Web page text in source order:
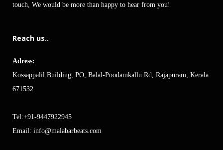
touch, We would be more than happy to hear from you!
Reach us..
Adress:
Kossappalil Building, PO, Balal-Poodamkallu Rd, Rajapuram, Kerala
671532
Tel:+91-9447922945
Email: info@malabarbeats.com